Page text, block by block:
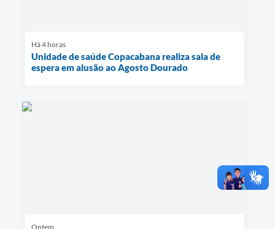
Há 4 horas
Unidade de saúde Copacabana realiza sala de
espera em alusão ao Agosto Dourado
Ontem